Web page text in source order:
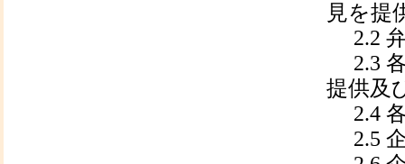
見を提
2.2
2.3 各
提供及
2.4 各
2.5 企